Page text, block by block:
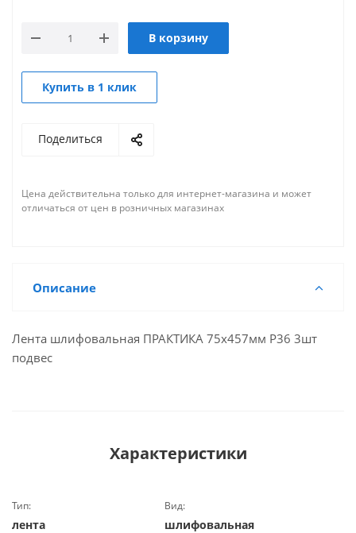
В корзину
Купить в 1 клик
Поделиться
Цена действительна только для интернет-магазина и может
отличаться от цен в розничных магазинах
Описание
Лента шлифовальная ПРАКТИКА 75х457мм Р36 3шт
подвес
Характеристики
Тип:
лента
Вид:
шлифовальная